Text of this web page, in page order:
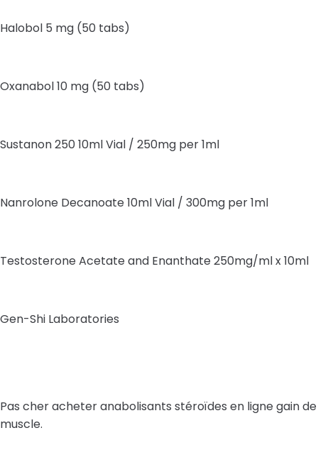
Halobol 5 mg (50 tabs)
Oxanabol 10 mg (50 tabs)
Sustanon 250 10ml Vial / 250mg per 1ml
Nanrolone Decanoate 10ml Vial / 300mg per 1ml
Testosterone Acetate and Enanthate 250mg/ml x 10ml
Gen-Shi Laboratories
Pas cher acheter anabolisants stéroïdes en ligne gain de
muscle.